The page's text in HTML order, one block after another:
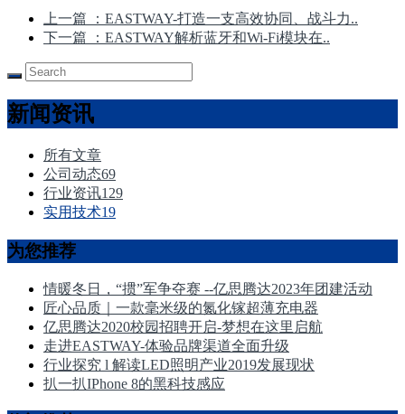
上一篇
：EASTWAY-打造一支高效协同、战斗力..
下一篇
：EASTWAY解析蓝牙和Wi-Fi模块在..
新闻资讯
所有文章
公司动态69
行业资讯129
实用技术19
为您推荐
情暖冬日，“掼”军争夺赛 --亿思腾达2023年团建活动
匠心品质｜一款毫米级的氮化镓超薄充电器
亿思腾达2020校园招聘开启-梦想在这里启航
走进EASTWAY-体验品牌渠道全面升级
行业探究 l 解读LED照明产业2019发展现状
扒一扒IPhone 8的黑科技感应